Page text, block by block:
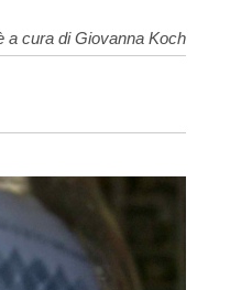
a cura di Giovanna Koch